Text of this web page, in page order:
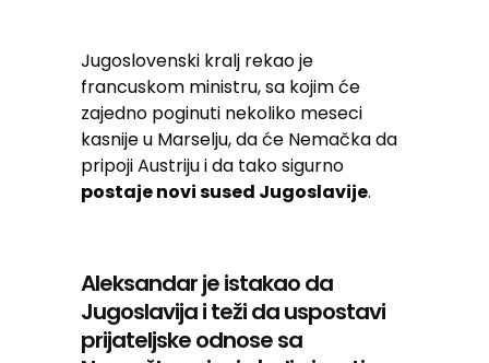
Jugoslovenski kralj rekao je
francuskom ministru, sa kojim će
zajedno poginuti nekoliko meseci
kasnije u Marselju, da će Nemačka da
pripoji Austriju i da tako sigurno
postaje novi sused Jugoslavije.
Aleksandar je istakao da
Jugoslavija i teži da uspostavi
prijateljske odnose sa